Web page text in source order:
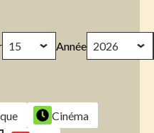
Année
Cinéma